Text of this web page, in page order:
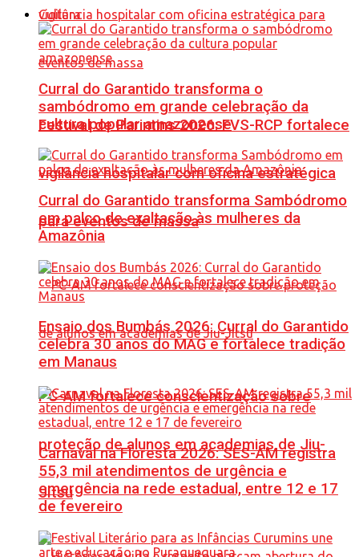
Festival de Parintins 2026: FVS-RCP fortalece
vigilância hospitalar com oficina estratégica
para eventos de massa
PC-AM fortalece conscientização sobre
proteção de alunos em academias de Jiu-
Jítsu
Cultura
Curral do Garantido transforma o
sambódromo em grande celebração da
cultura popular amazonense
Curral do Garantido transforma Sambódromo
em palco de exaltação às mulheres da
Amazônia
Ensaio dos Bumbás 2026: Curral do Garantido
celebra 30 anos do MAG e fortalece tradição
em Manaus
Carnaval na Floresta 2026: SES-AM registra
55,3 mil atendimentos de urgência e
emergência na rede estadual, entre 12 e 17
de fevereiro